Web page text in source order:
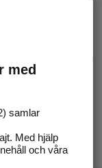
det.
försök igen
med
samlar
Med hjälp
och våra